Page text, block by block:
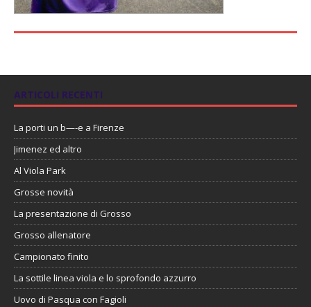
ARTICOLI RECENTI
La porti un b—-e a Firenze
Jimenez ed altro
Al Viola Park
Grosse novità
La presentazione di Grosso
Grosso allenatore
Campionato finito
La sottile linea viola e lo sprofondo azzurro
Uovo di Pasqua con Fagioli